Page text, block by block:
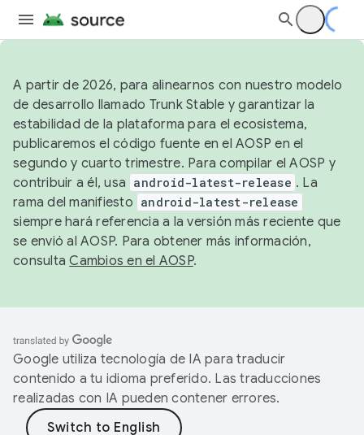
A partir de 2026, para alinearnos con nuestro modelo
de desarrollo llamado Trunk Stable y garantizar la
estabilidad de la plataforma para el ecosistema,
publicaremos el código fuente en el AOSP en el
segundo y cuarto trimestre. Para compilar el AOSP y
contribuir a él, usa android-latest-release . La
rama del manifiesto android-latest-release
siempre hará referencia a la versión más reciente que
se envió al AOSP. Para obtener más información,
consultaCambios en el AOSP.
Google utiliza tecnología de IA para traducir
contenido a tu idioma preferido. Las traducciones
realizadas con IA pueden contener errores.